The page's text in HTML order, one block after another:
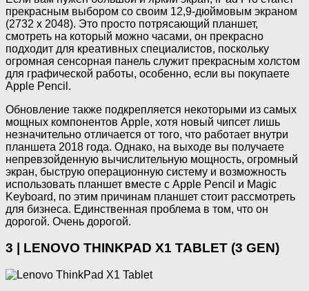
прекрасным выбором со своим 12,9-дюймовым экраном
(2732 х 2048). Это просто потрясающий планшет,
смотреть на который можно часами, он прекрасно
подходит для креативных специалистов, поскольку
огромная сенсорная панель служит прекрасным холстом
для графической работы, особенно, если вы покупаете
Apple Pencil.
Обновление также подкрепляется некоторыми из самых
мощных компонентов Apple, хотя новый чипсет лишь
незначительно отличается от того, что работает внутри
планшета 2018 года. Однако, на выходе вы получаете
непревзойденную вычислительную мощность, огромный
экран, быструю операционную систему и возможность
использовать планшет вместе с Apple Pencil и Magic
Keyboard, по этим причинам планшет стоит рассмотреть
для бизнеса. Единственная проблема в том, что он
дорогой. Очень дорогой.
3 | LENOVO THINKPAD X1 TABLET (3 GEN)